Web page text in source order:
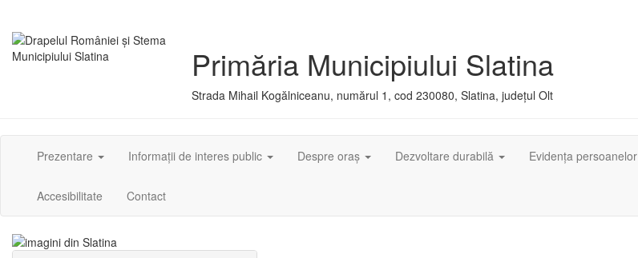
Primăria Municipiului Slatina
Strada Mihail Kogălniceanu, numărul 1, cod 230080, Slatina, județul Olt
Prezentare Informații de interes public Despre oraș Dezvoltare durabilă Evidența persoanelor
Accesibilitate Contact